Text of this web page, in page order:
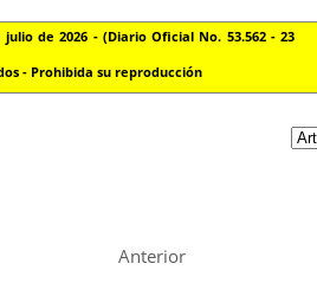
de 2026 - (Diario Oficial No. 53.562 - 23
- Prohibida su reproducción
Anterior